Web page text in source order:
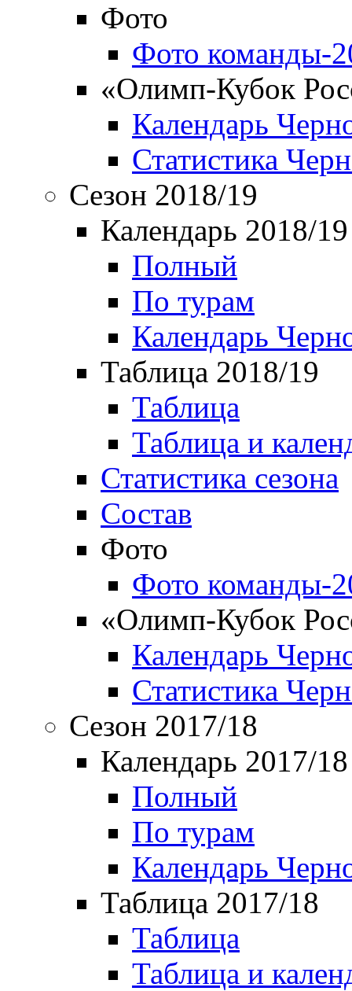
Фото
Фото команды-
«Олимп-Кубок
Календарь
Статистика
Сезон 2018/19
Календарь 2018/19
Полный
По турам
Календарь
Таблица 2018/19
Таблица
Таблица и
Статистика сезона
Состав
Фото
Фото команды-
«Олимп-Кубок
Календарь
Статистика
Сезон 2017/18
Календарь 2017/18
Полный
По турам
Календарь
Таблица 2017/18
Таблица
Таблица и